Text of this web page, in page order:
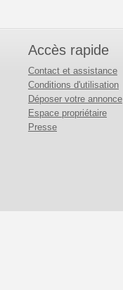
Accès rapide
Contact et assistance
Conditions d'utilisation
Déposer votre annonce
Espace propriétaire
Presse